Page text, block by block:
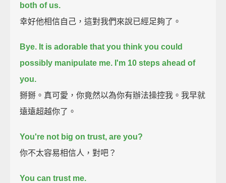
both of us.
幸好他相信自己，這對我們來說已經足夠了。
Bye. It is adorable that you think you could
possibly manipulate me. I'm 10 steps ahead of
you.
掰掰。真可愛，你竟然以為你有辦法操控我。我早就
遠遠超越你了。
You're not big on trust, are you?
你不太容易相信人，對吧？
You can trust me.